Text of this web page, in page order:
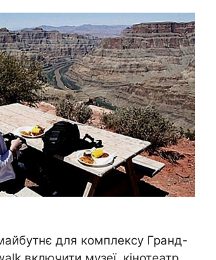
для комплексу Гранд-